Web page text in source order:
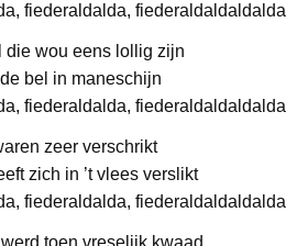
fiederaldalda, fiederaldaldaldalda
die wou eens lollig zijn
bel in maneschijn
fiederaldalda, fiederaldaldaldalda
zeer verschrikt
zich in ’t vlees verslikt
fiederaldalda, fiederaldaldaldalda
toen vreselijk kwaad